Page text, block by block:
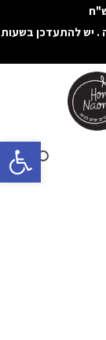
פתח
. יש להתעדכן בשעות